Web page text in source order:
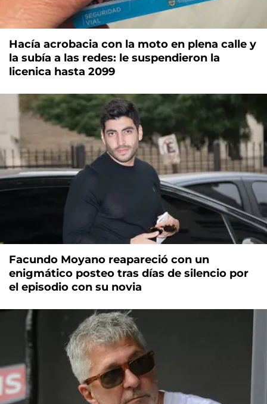
Hacía acrobacia con la moto en plena calle y
la subía a las redes: le suspendieron la
licenica hasta 2099
Facundo Moyano reapareció con un
enigmático posteo tras días de silencio por
el episodio con su novia